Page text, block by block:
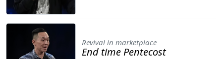
Revival in marketplace
End time Pentecost